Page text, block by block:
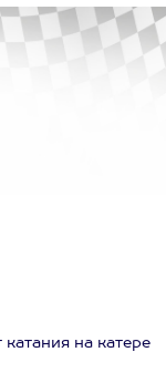
на катере